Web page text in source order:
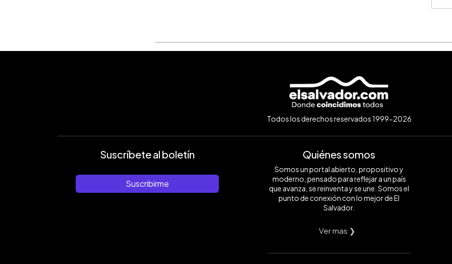
⚠️
Todos los derechos reservados 1999-2026
Suscríbete al boletín
Suscribirme
Quiénes somos
Somos un portal abierto, propositivo y
moderno, pensado para reflejar a un país
que avanza, se reinventa y se une. Somos el
punto de conexión con lo mejor de El
Salvador.
Ver mas ❯